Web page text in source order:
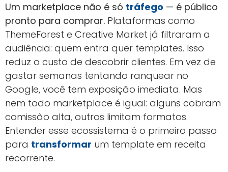
Um marketplace não é só tráfego — é público
pronto para comprar. Plataformas como
ThemeForest e Creative Market já filtraram a
audiência: quem entra quer templates. Isso
reduz o custo de descobrir clientes. Em vez de
gastar semanas tentando ranquear no
Google, você tem exposição imediata. Mas
nem todo marketplace é igual: alguns cobram
comissão alta, outros limitam formatos.
Entender esse ecossistema é o primeiro passo
para transformar um template em receita
recorrente.